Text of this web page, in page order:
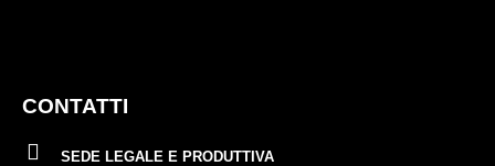
CONTATTI
SEDE LEGALE E PRODUTTIVA